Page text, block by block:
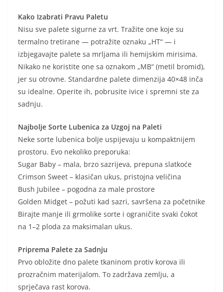
Kako Izabrati Pravu Paletu
Nisu sve palete sigurne za vrt. Tražite one koje su
termalno tretirane — potražite oznaku „HT“ — i
izbjegavajte palete sa mrljama ili hemijskim mirisima.
Nikako ne koristite one sa oznakom „MB“ (metil bromid),
jer su otrovne. Standardne palete dimenzija 40×48 inča
su idealne. Operite ih, pobrusite ivice i spremni ste za
sadnju.
Najbolje Sorte Lubenica za Uzgoj na Paleti
Neke sorte lubenica bolje uspijevaju u kompaktnijem
prostoru. Evo nekoliko preporuka:
Sugar Baby – mala, brzo sazrijeva, prepuna slatkoće
Crimson Sweet – klasičan ukus, pristojna veličina
Bush Jubilee – pogodna za male prostore
Golden Midget – požuti kad sazri, savršena za početnike
Birajte manje ili grmolike sorte i ograničite svaki čokot
na 1–2 ploda za maksimalan ukus.
Priprema Palete za Sadnju
Prvo obložite dno palete tkaninom protiv korova ili
prozračnim materijalom. To zadržava zemlju, a
sprječava rast korova.